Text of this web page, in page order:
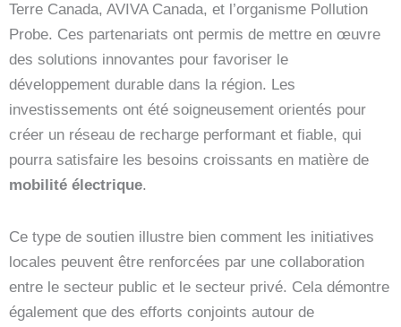
Terre Canada, AVIVA Canada, et l’organisme Pollution
Probe. Ces partenariats ont permis de mettre en œuvre
des solutions innovantes pour favoriser le
développement durable dans la région. Les
investissements ont été soigneusement orientés pour
créer un réseau de recharge performant et fiable, qui
pourra satisfaire les besoins croissants en matière de
mobilité électrique.
Ce type de soutien illustre bien comment les initiatives
locales peuvent être renforcées par une collaboration
entre le secteur public et le secteur privé. Cela démontre
également que des efforts conjoints autour de